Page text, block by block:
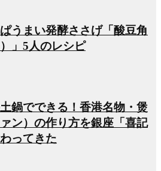
うまい発酵ささげ「酸豆角
」5人のレシピ
鍋でできる！香港名物・煲
ン）の作り方を銀座「喜記
ってきた